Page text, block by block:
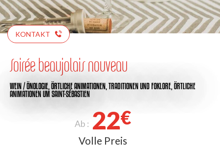
KONTAKT
Soirée beaujolais nouveau
WEIN / ÖNOLOGIE, ÖRTLICHE ANIMATIONEN, TRADITIONEN UND FOKLORE, ÖRTLICHE
ANIMATIONENUM SAINT-SÉBASTIEN
Ab : 22€
Volle Preis